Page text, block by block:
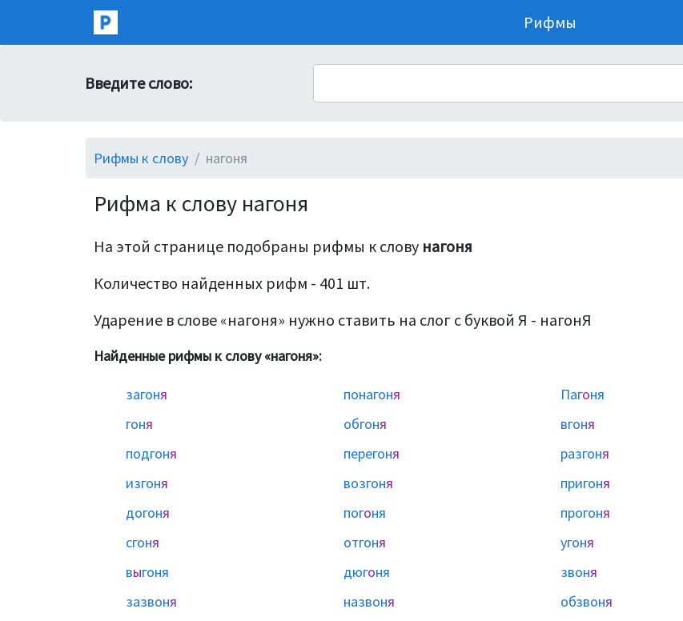
Рифмы
Введите слово:
Рифмы к слову нагоня
Рифма к слову нагоня
На этой странице подобраны рифмы к слову нагоня
Количество найденных рифм - 401 шт.
Ударение в слове «нагоня» нужно ставить на слог с буквой Я - нагонЯ
Найденные рифмы к слову «нагоня»:
загоня понагоня Пагоня
гоня обгоня вгоня
подгоня перегоня разгоня
изгоня возгоня пригоня
догоня погоня прогоня
сгоня отгоня угоня
выгоня дюгоня звоня
зазвоня назвоня обзвоня